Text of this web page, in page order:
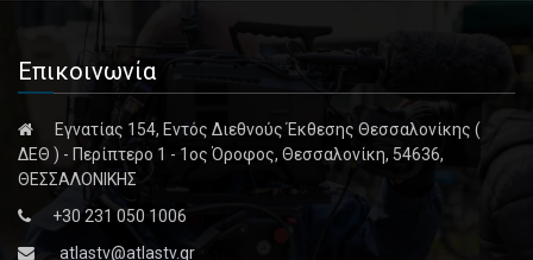
Επικοινωνία
Εγνατίας 154, Εντός Διεθνούς Έκθεσης Θεσσαλονίκης (
ΔΕΘ ) - Περίπτερο 1 - 1ος Όροφος, Θεσσαλονίκη, 54636,
ΘΕΣΣΑΛΟΝΙΚΗΣ
+30 231 050 1006
atlastv@atlastv.gr